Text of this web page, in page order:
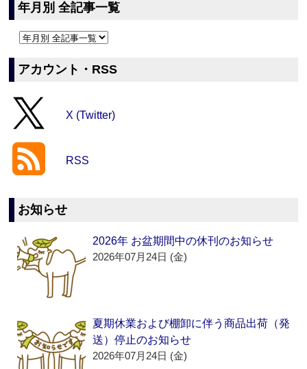
年月別 全記事一覧
アカウント・RSS
X (Twitter)
RSS
お知らせ
2026年 お盆期間中の休刊のお知らせ
2026年07月24日 (金)
夏期休業および棚卸に伴う商品出荷（発
送）停止のお知らせ
2026年07月24日 (金)